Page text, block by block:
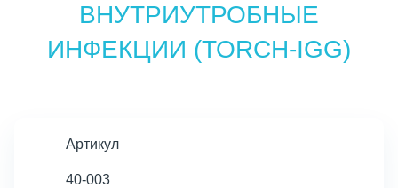
ВНУТРИУТРОБНЫЕ
ИНФЕКЦИИ (TORCH-IGG)
Артикул
40-003